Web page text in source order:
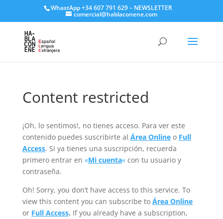
WhastApp+34 607 791 629– NEWSLETTER
comercial@hablaconene.com
Content restricted
¡Oh, lo sentimos!, no tienes acceso. Para ver este
contenido puedes suscribirte al Área Onlineo Full
Access. Si ya tienes una suscripción, recuerda
primero entrar en «Mi cuenta«con tu usuario y
contraseña.
Oh! Sorry, you don’t have access to this service. To
view this content you can subscribe to Área Online
or Full Access. If you already have a subscription,